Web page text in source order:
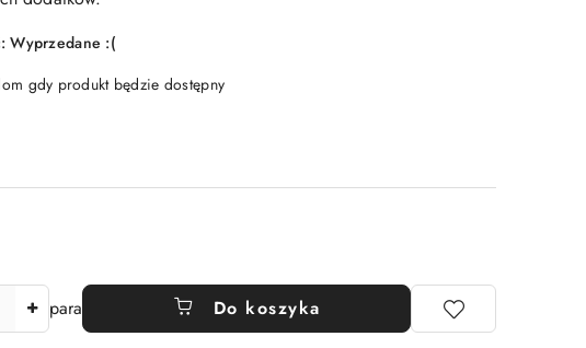
Wyprzedane :(
gdy produkt będzie dostępny
para Do koszyka